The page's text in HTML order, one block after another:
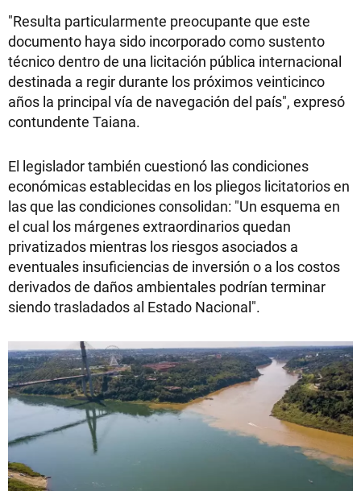
"Resulta particularmente preocupante que este
documento haya sido incorporado como sustento
técnico dentro de una licitación pública internacional
destinada a regir durante los próximos veinticinco
años la principal vía de navegación del país", expresó
contundente Taiana.
El legislador también cuestionó las condiciones
económicas establecidas en los pliegos licitatorios en
las que las condiciones consolidan: "Un esquema en
el cual los márgenes extraordinarios quedan
privatizados mientras los riesgos asociados a
eventuales insuficiencias de inversión o a los costos
derivados de daños ambientales podrían terminar
siendo trasladados al Estado Nacional".